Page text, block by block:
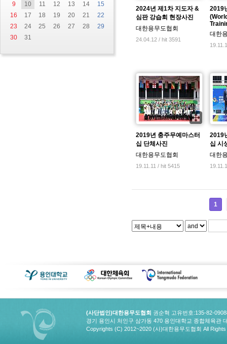
9
10 11 12 13 14
15
16
17 18 19 20 21
22
23
24 25 26 27 28
29
30
31
2024년 제1차 지도자 &
심판 강습회 현장사진
대한용무도협회
24.04.12 / hit 3591
2019
대한
2019년 충주무예마스터
십 단체사진
대한용무도협회
19.11.11 / hit 5415
2019
십 시
대한
1
(사단법인)대한용무도협회 권순혁 고유번호:135-82-
경기 용인시 처인구 삼가동 470 용인대학교 종합체육관
Copyrights (C) 2012~2020 (사)대한용무도협회 All